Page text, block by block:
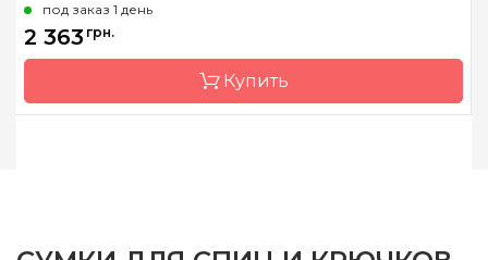
Страна-производитель
под заказ 1 день
2 363 грн.
Купить